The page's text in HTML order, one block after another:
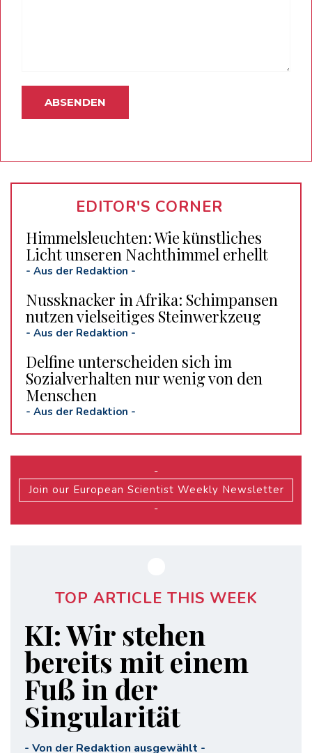
EDITOR'S CORNER
Himmelsleuchten: Wie künstliches
Licht unseren Nachthimmel erhellt
- Aus der Redaktion -
Nussknacker in Afrika: Schimpansen
nutzen vielseitiges Steinwerkzeug
- Aus der Redaktion -
Delfine unterscheiden sich im
Sozialverhalten nur wenig von den
Menschen
- Aus der Redaktion -
-
Join our European Scientist Weekly Newsletter
-
TOP ARTICLE THIS WEEK
KI: Wir stehen
bereits mit einem
Fuß in der
Singularität
- Von der Redaktion ausgewählt -